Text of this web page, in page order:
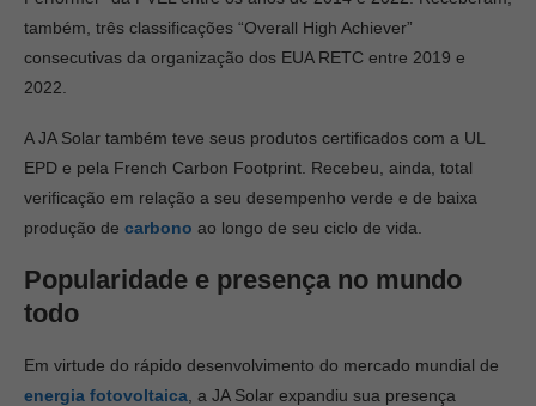
também, três classificações “Overall High Achiever”
consecutivas da organização dos EUA RETC entre 2019 e
2022.
A JA Solar também teve seus produtos certificados com a UL
EPD e pela French Carbon Footprint. Recebeu, ainda, total
verificação em relação a seu desempenho verde e de baixa
produção de carbono ao longo de seu ciclo de vida.
Popularidade e presença no mundo
todo
Em virtude do rápido desenvolvimento do mercado mundial de
energia fotovoltaica , a JA Solar expandiu sua presença